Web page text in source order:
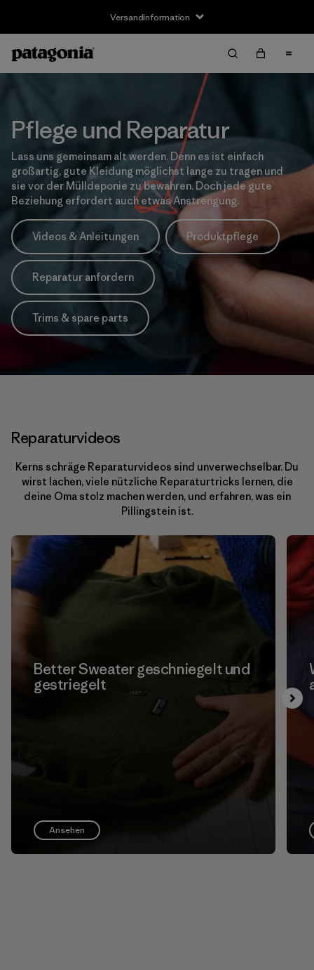
Versandinformation
Pflege und Reparatur
Lass uns gemeinsam alt werden. Denn es ist einfach
großartig, gute Kleidung möglichst lange zu tragen und
sie vor der Mülldeponie zu bewahren. Doch jede gute
Beziehung erfordert auch etwas Anstrengung.
Videos & Anleitungen Produktpflege
Reparatur anfordern
Trims & spare parts
Reparaturvideos
Kerns schräge Reparaturvideos sind unverwechselbar. Du
wirst lachen, viele nützliche Reparaturtricks lernen, die
deine Oma stolz machen werden, und erfahren, was ein
Pillingstein ist.
Better Sweater geschniegelt und
gestriegelt
Ansehen